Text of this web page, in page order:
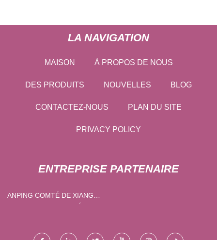
LA NAVIGATION
MAISON À PROPOS DE NOUS
DES PRODUITS NOUVELLES BLOG
CONTACTEZ-NOUS PLAN DU SITE
PRIVACY POLICY
ENTREPRISE PARTENAIRE
ANPING COMTÉ DE XIANG